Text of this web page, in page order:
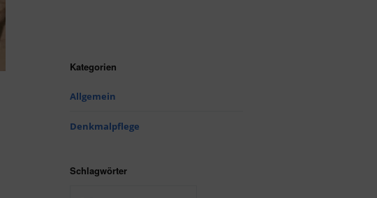
Kategorien
Allgemein
Denkmalpflege
Schlagwörter